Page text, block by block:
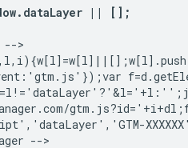
|| [];
-->